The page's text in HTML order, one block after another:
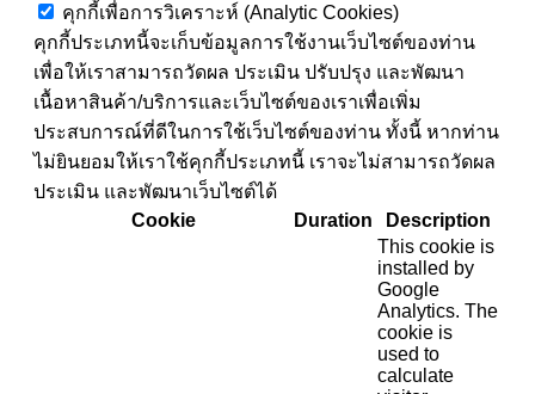
คุกกี้เพื่อการวิเคราะห์ (Analytic Cookies)
คุกกี้ประเภทนี้จะเก็บข้อมูลการใช้งานเว็บไซต์ของท่าน
เพื่อให้เราสามารถวัดผล ประเมิน ปรับปรุง และพัฒนา
เนื้อหาสินค้า/บริการและเว็บไซต์ของเราเพื่อเพิ่ม
ประสบการณ์ที่ดีในการใช้เว็บไซต์ของท่าน ทั้งนี้ หากท่าน
ไม่ยินยอมให้เราใช้คุกกี้ประเภทนี้ เราจะไม่สามารถวัดผล
ประเมิน และพัฒนาเว็บไซต์ได้
Cookie
Duration
Description
This cookie is
installed by
Google
Analytics. The
cookie is
used to
calculate